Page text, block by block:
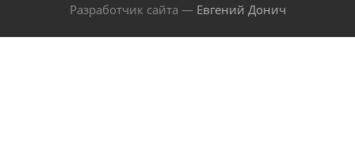
Разработчик сайта — Евгений Донич